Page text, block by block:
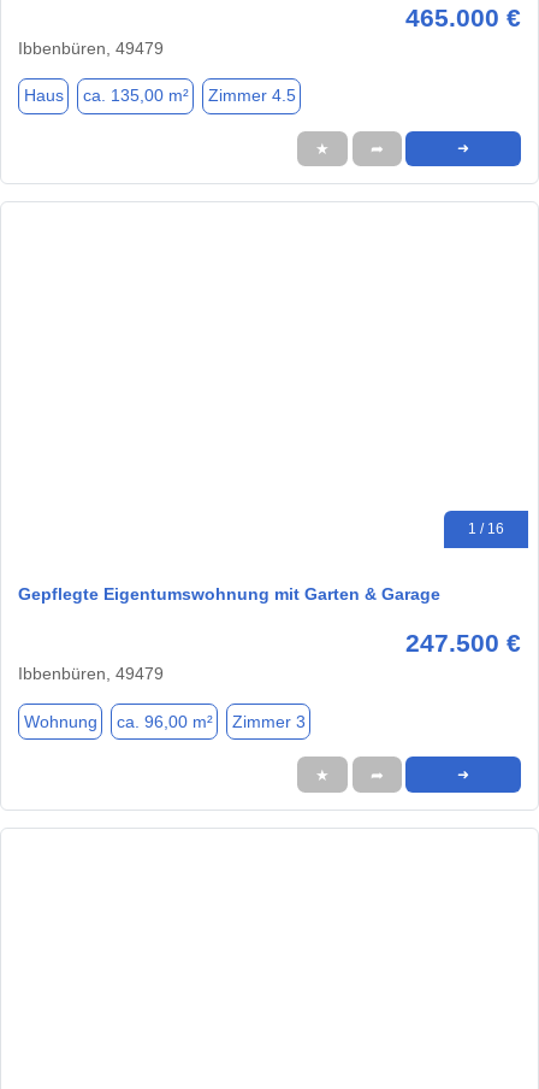
465.000 €
Ibbenbüren, 49479
Haus ca. 135,00 m² Zimmer 4.5
★ ➦ ➜
1 / 16
Gepflegte Eigentumswohnung mit Garten & Garage
247.500 €
Ibbenbüren, 49479
Wohnung ca. 96,00 m² Zimmer 3
★ ➦ ➜